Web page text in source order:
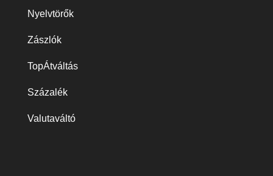
Nyelvtörők
Zászlók
TopÁtváltás
Százalék
Valutaváltó